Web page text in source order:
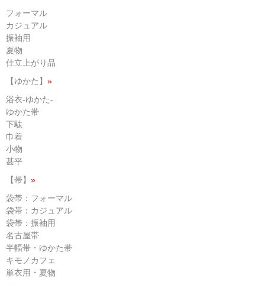
フォーマル
カジュアル
振袖用
夏物
仕立上がり品
【ゆかた】 »
浴衣-ゆかた-
ゆかた帯
下駄
巾着
小物
甚平
【帯】 »
袋帯：フォーマル
袋帯：カジュアル
袋帯：振袖用
名古屋帯
半幅帯・ゆかた帯
キモノカフェ
単衣用・夏物